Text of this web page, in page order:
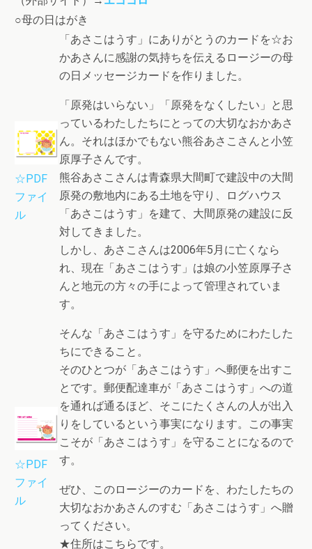
○母の日はがき
☆PDF
ファイ
ル
「あさこはうす」にありがとうのカードを☆お
かあさんに感謝の気持ちを伝えるロージーの母
の日メッセージカードを作りました。
「原発はいらない」「原発をなくしたい」と思
っているわたしたちにとっての大切なおかあさ
ん。それはほかでもない熊谷あさこさんと小笠
原厚子さんです。
熊谷あさこさんは青森県大間町で建設中の大間
原発の敷地内にある土地を守り、ログハウス
「あさこはうす」を建て、大間原発の建設に反
対してきました。
しかし、あさこさんは2006年5月に亡くなら
れ、現在「あさこはうす」は娘の小笠原厚子さ
んと地元の方々の手によって管理されていま
す。
そんな「あさこはうす」を守るためにわたした
ちにできること。
そのひとつが「あさこはうす」へ郵便を出すこ
とです。郵便配達車が「あさこはうす」への道
を通れば通るほど、そこにたくさんの人が出入
りをしているという事実になります。この事実
こそが「あさこはうす」を守ることになるので
す。
ぜひ、このロージーのカードを、わたしたちの
大切なおかあさんのすむ「あさこはうす」へ贈
ってください。
★住所はこちらです。
☆PDF
ファイ
ル